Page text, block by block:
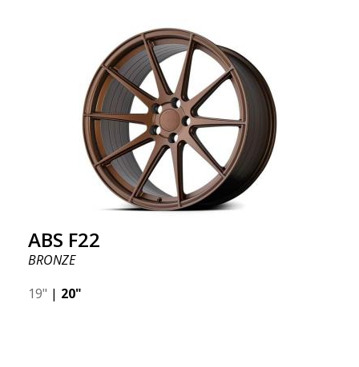
ABS F22
BRONZE
19" | 20"